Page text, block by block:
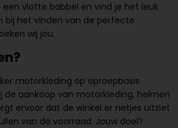
vlotte babbel en vind je het leuk
bij het vinden van de perfecte
wij jou.
motorkleding op oproepbasis
de aankoop van motorkleding, helmen
ervoor dat de winkel er netjes uitziet
van de voorraad. Jouw doel?